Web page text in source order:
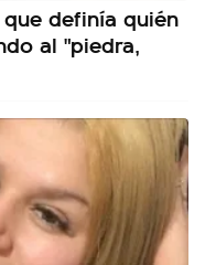
definía quién
al "piedra,